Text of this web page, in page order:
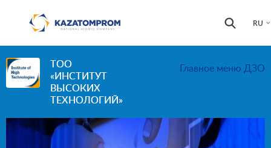
RU
Форма
Поиск
ТОО
«ИНСТИТУТ
ВЫСОКИХ
ТЕХНОЛОГИЙ»
Главное меню ДЗО